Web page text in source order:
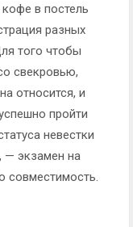
в постель
разных
того чтобы
свекровью,
относится, и
пройти
невестки
— экзамен на
совместимость.